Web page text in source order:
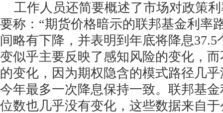
工作人员还简要概述了市场对政策
要称：“期货价格暗示的联邦基金利率
间略有下降，并表明到年底将降息37.5
变似乎主要反映了感知风险的变化，
的变化，因为期权隐含的模式路径几
今年最多一次降息保持一致。联邦基
位数也几乎没有变化，这些数据来自